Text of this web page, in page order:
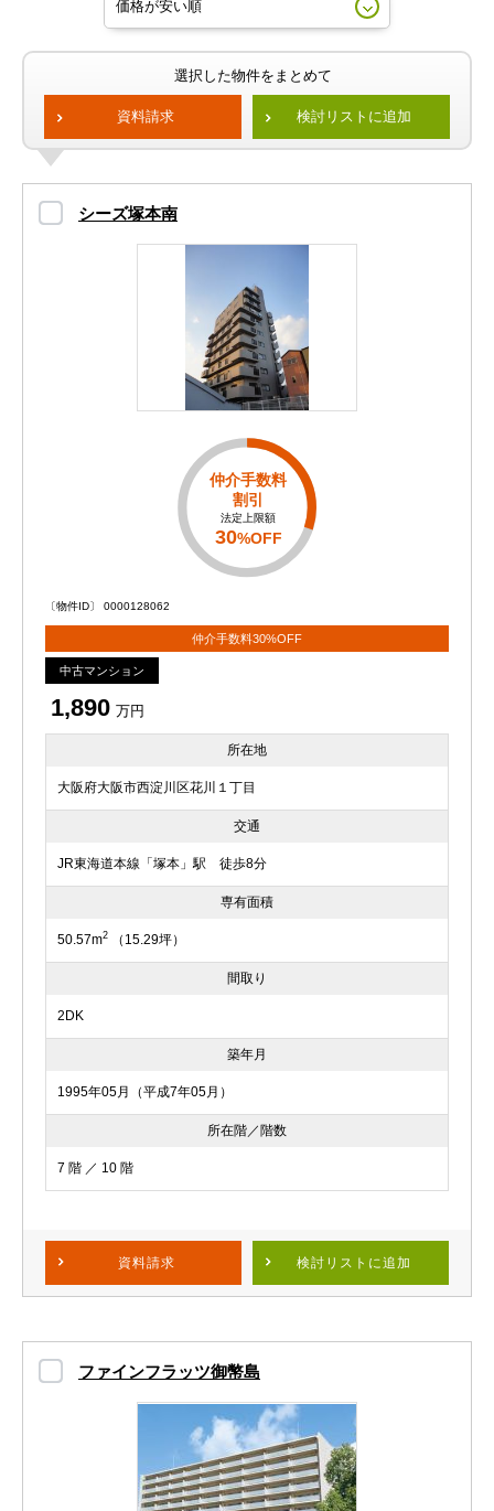
選択した物件をまとめて
資料請求 検討リストに追加
シーズ塚本南
仲介手数料
割引
法定上限額
30%OFF
〔物件ID〕 0000128062
仲介手数料30%OFF
中古マンション
1,890 万円
所在地
大阪府大阪市西淀川区花川１丁目
交通
JR東海道本線「塚本」駅 徒歩8分
専有面積
50.57m2 （15.29坪）
間取り
2DK
築年月
1995年05月（平成7年05月）
所在階／階数
7 階 ／ 10 階
資料請求 検討リスト に追加
ファインフラッツ御幣島